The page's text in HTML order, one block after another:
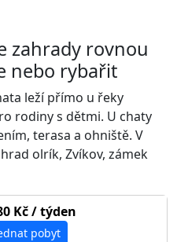
zahrady rovnou
nebo rybařit
leží přímo u řeky
rodiny s dětmi. U chaty
terasa a ohniště. V
olrík, Zvíkov, zámek
Kč / týden
pobyt